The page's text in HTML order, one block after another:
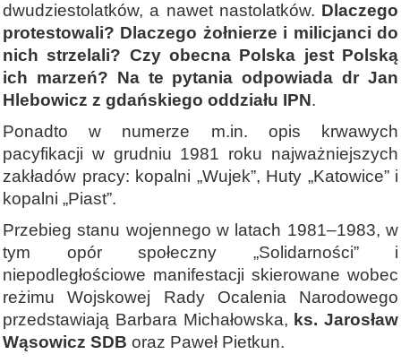
dwudziestolatków, a nawet nastolatków. Dlaczego
protestowali? Dlaczego żołnierze i milicjanci do
nich strzelali? Czy obecna Polska jest Polską
ich marzeń? Na te pytania odpowiada dr Jan
Hlebowicz z gdańskiego oddziału IPN.
Ponadto w numerze m.in. opis krwawych
pacyfikacji w grudniu 1981 roku najważniejszych
zakładów pracy: kopalni „Wujek”, Huty „Katowice” i
kopalni „Piast”.
Przebieg stanu wojennego w latach 1981–1983, w
tym opór społeczny „Solidarności” i
niepodległościowe manifestacji skierowane wobec
reżimu Wojskowej Rady Ocalenia Narodowego
przedstawiają Barbara Michałowska, ks. Jarosław
Wąsowicz SDB oraz Paweł Pietkun.